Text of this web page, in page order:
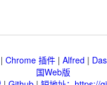
| Chrome 插件 | Alfred |
国Web版